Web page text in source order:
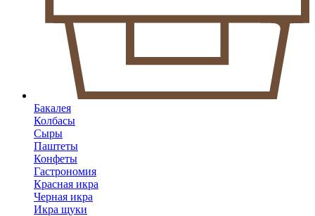
Бакалея
Колбасы
Сыры
Паштеты
Конфеты
Гастрономия
Красная икра
Черная икра
Икра щуки